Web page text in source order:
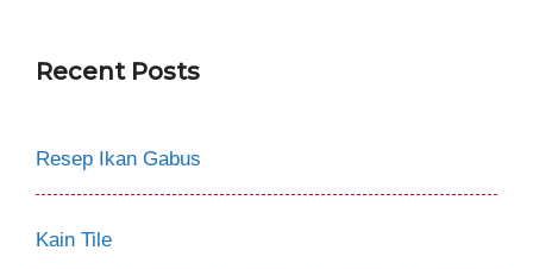
Recent Posts
Resep Ikan Gabus
Kain Tile